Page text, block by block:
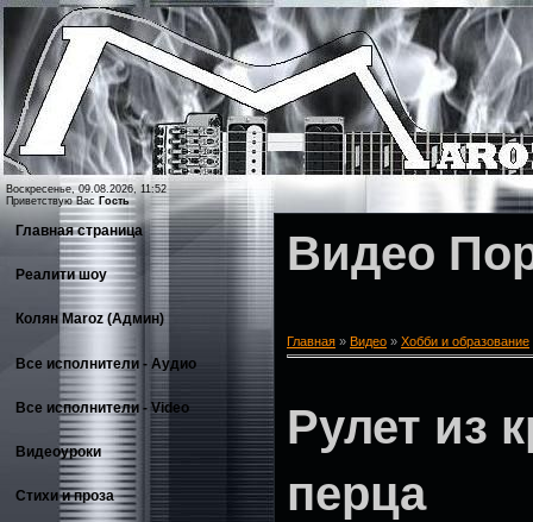
Воскресенье, 09.08.2026, 11:52
Приветствую Вас Гость
Главная страница
Реалити шоу
Колян Maroz (Админ)
Все исполнители - Аудио
Все исполнители - Video
Видеоуроки
Стихи и проза
Видео
Главная » Видео » Хобби и образование
Рулет из
перца